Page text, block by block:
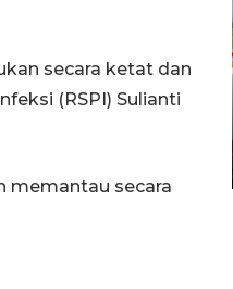
secara ketat dan
(RSPI) Sulianti
memantau secara
rupa karya